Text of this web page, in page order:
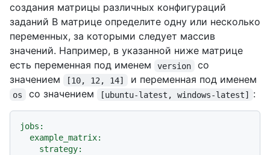
создания матрицы различных конфигураций
заданий В матрице определите одну или несколько
переменных, за которыми следует массив
значений. Например, в указанной ниже матрице
есть переменная под именем
version
со
значением
[10, 12, 14] и переменная под именем
os со значением [ubuntu-latest, windows-latest] :
jobs:
example_matrix:
strategy: